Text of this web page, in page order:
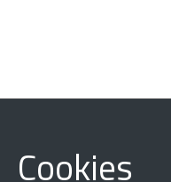
Cookies